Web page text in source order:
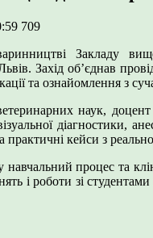
709
Закладу
Захід об’єднав
та ознайомлення з
наук,
діагностики,
кейси з
процес та
і роботи зі